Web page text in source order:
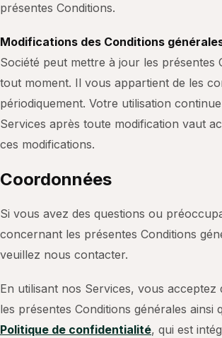
présentes Conditions.
Modifications des Conditions
Société peut mettre à jour les présentes
tout moment. Il vous appartient de les
périodiquement. Votre utilisation
Services après toute modification vaut
ces modifications.
Coordonnées
Si vous avez des questions ou
concernant les présentes Conditions
veuillez nous contacter.
En utilisant nos Services, vous acceptez
les présentes Conditions générales ainsi
Politique de confidentialité, qui est